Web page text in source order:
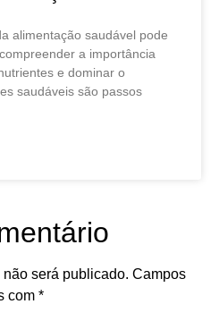
alimentação saudável pode
a importância
e dominar o
saudáveis são passos
será publicado. Campos
com *